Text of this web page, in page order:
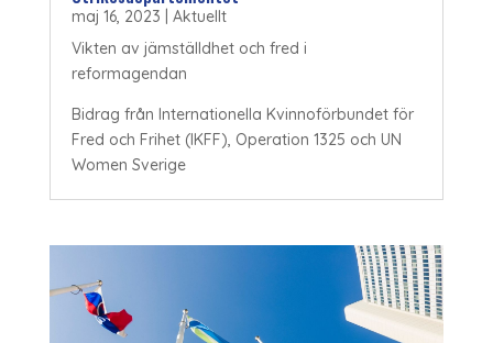
maj 16, 2023
Aktuellt
Vikten av jämställdhet och fred i
reformagendan
Bidrag från Internationella Kvinnoförbundet för
Fred och Frihet (IKFF), Operation 1325 och UN
Women Sverige